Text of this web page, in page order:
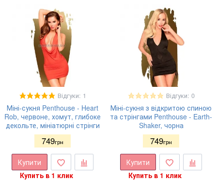
Відгуки: 1
Міні-сукня Penthouse - Heart
Rob, червоне, хомут, глибоке
декольте, мініатюрні стрінги
749грн
Купити
Купить в 1 клик
Відгуки: 0
Міні-сукня з відкритою спиною
та стрінгами Penthouse - Earth-
Shaker, чорна
749грн
Купити
Купить в 1 клик